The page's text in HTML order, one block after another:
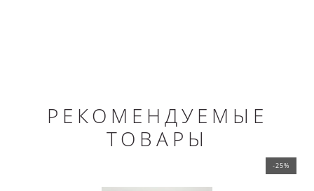
РЕКОМЕНДУЕМЫЕ
ТОВАРЫ
-25%